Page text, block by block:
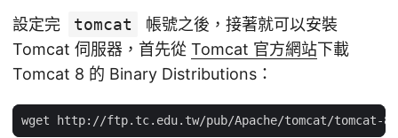
設定完 tomcat
帳號之後，接著就可以安裝
Tomcat 伺服器，首先從 Tomcat 官方網站下載
Tomcat 8 的 Binary Distributions：